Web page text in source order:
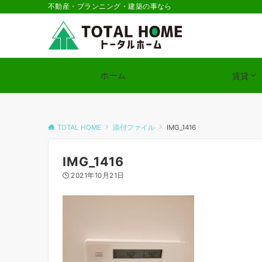
不動産・プランニング・建築の事なら
ホーム 賃貸
TOTAL HOME 添付ファイル IMG_1416
IMG_1416
2021年10月21日